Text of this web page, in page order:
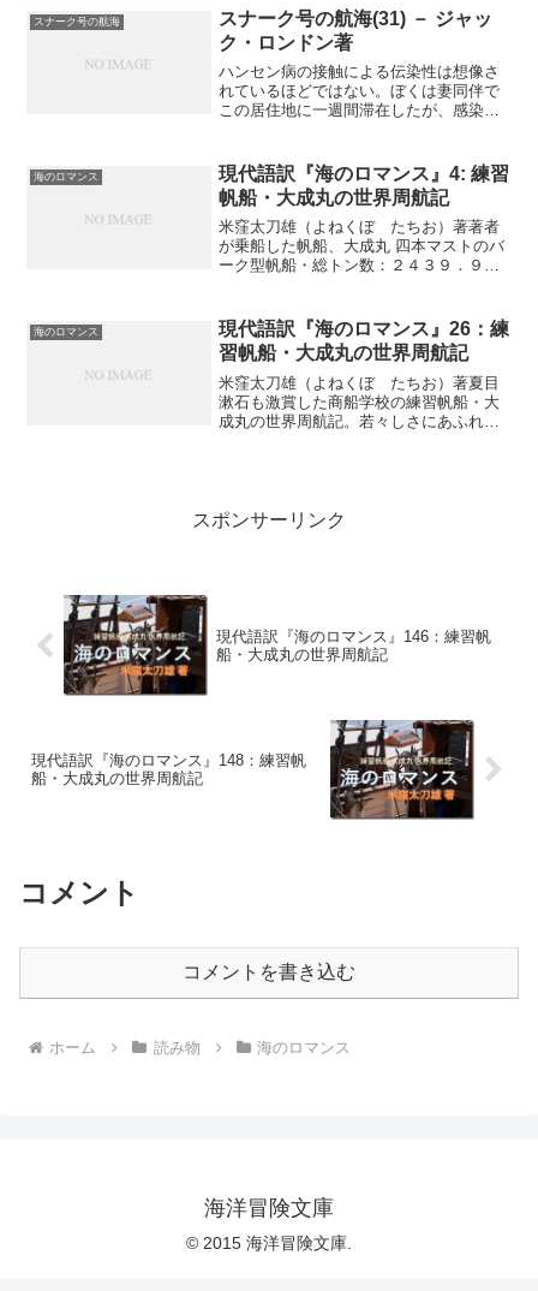
なったりした。二人分の鉄道料金と宿泊
費で三フラン支払わなけれ...
スナーク号の航海
スナーク号の航海(31) － ジャッ
ク・ロンドン著
ハンセン病の接触による伝染性は想像さ
れているほどではない。ぼくは妻同伴で
この居住地に一週間滞在したが、感染す
離れていようともしなかった。逆に、何
も考えず自由に一緒にいた...
海のロマンス
現代語訳『海のロマンス』4: 練習
帆船・大成丸の世界周航記
米窪太刀雄（よねくぼ たちお）著著者
が乗船した帆船、大成丸 四本マストのバ
ーク型帆船・総トン数：２４３９．９７
ートル）・喫水：２４フィート（約８メ
ートル）・総帆面積：２...
海のロマンス
現代語訳『海のロマンス』26：練
習帆船・大成丸の世界周航記
米窪太刀雄（よねくぼ たちお）著夏目
漱石も激賞した商船学校の練習帆船・大
成丸の世界周航記。若々しさにあふれた
スポンサーリンク
現代語訳『海のロマンス』146：練習帆
船・大成丸の世界周航記
現代語訳『海のロマンス』148：練習帆
船・大成丸の世界周航記
コメント
コメントを書き込む
ホーム 読み物 海のロマンス
海洋冒険文庫
© 2015 海洋冒険文庫.